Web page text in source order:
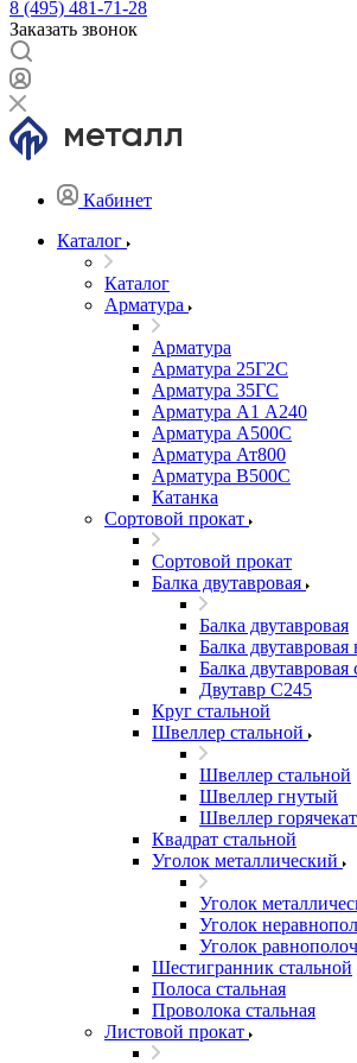
8 (495) 481-71-28
Заказать звонок
Кабинет
Каталог
Каталог
Арматура
Арматура
Арматура 25Г2С
Арматура 35ГС
Арматура А1 А240
Арматура А500С
Арматура Ат800
Арматура В500С
Катанка
Сортовой прокат
Сортовой прокат
Балка двутавровая
Балка двутавровая
Балка
Балка двутавровая
Двутавр С245
Круг стальной
Швеллер стальной
Швеллер стальной
Швеллер гнутый
Швеллер
Квадрат стальной
Уголок металлический
Уголок
Уголок
Уголок
Шестигранник стальной
Полоса стальная
Проволока стальная
Листовой прокат